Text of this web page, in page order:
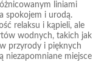
liniami
spokojem i urodą.
relaksu i kąpieli, ale
wodnych, takich jak
przyrody i pięknych
niezapomniane miejsce